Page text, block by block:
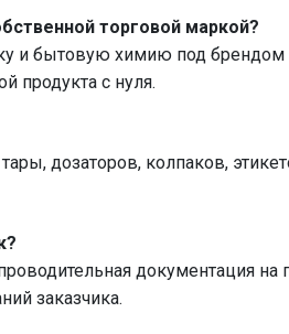
торговой маркой?
бытовую химию под брендом
продукта с нуля.
дозаторов, колпаков,
документация
заказчика.